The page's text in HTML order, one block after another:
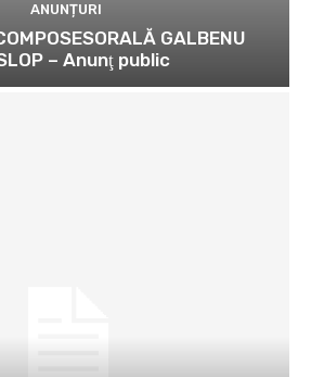
ANUNȚURI
GALBENU
– Anunţ public